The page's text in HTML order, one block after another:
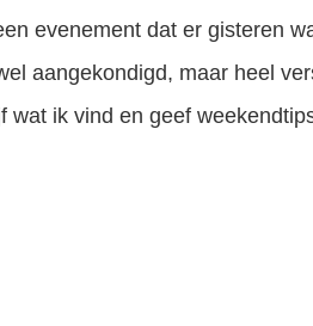
evenement dat er gisteren
aangekondigd, maar heel
ik vind en geef